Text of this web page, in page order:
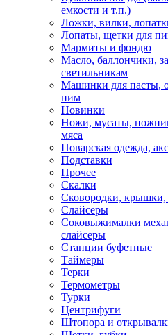
емкости и т.п.)
Ложки, вилки,
Лопаты, щетки для
Мармиты и фондю
Масло, баллончики,
светильникам
Машинки для пасты,
ним
Новинки
Ножи, мусаты,
мяса
Поварская одежда,
Подставки
Прочее
Скалки
Сковородки,
Слайсеры
Соковыжималки
слайсеры
Станции буфетные
Таймеры
Терки
Термометры
Турки
Центрифуги
Штопора и